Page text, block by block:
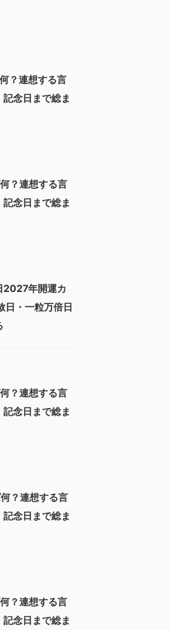
？連想する言
念日まで総ま
？連想する言
念日まで総ま
2027年開運カ
日・一粒万倍日
？連想する言
念日まで総ま
？連想する言
念日まで総ま
？連想する言
念日まで総ま